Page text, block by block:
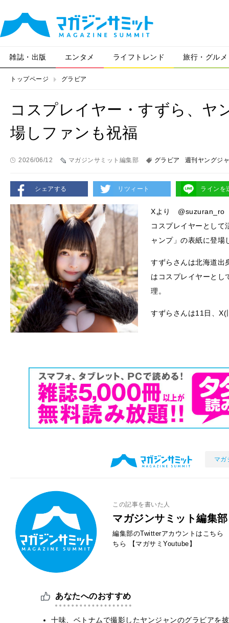
雑誌・出版 エンタメ ライフトレンド 旅行・グルメ
トップページ グラビア
コスプレイヤー・すずら、ヤ
場しファンも祝福
2026/06/12 マガジンサミット編集部 グラビア 週刊ヤングジ
シェアする リツィート ラインを
Xより @suzuran_ro
コスプレイヤーとして
ャンプ」の表紙に登場
すずらさんは北海道出
はコスプレイヤーとし
理。
すずらさんは11日、
マガ
この記事を書いた人
マガジンサミット編集部
編集部のTwitterアカウントはこちら
ちら
【マガサミYoutube】
あなたへのおすすめ
十味、ベトナムで撮影したヤンジャンのグラビアを